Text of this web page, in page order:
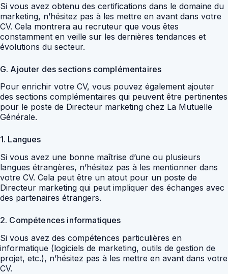
Si vous avez obtenu des certifications dans le domaine du
marketing, n’hésitez pas à les mettre en avant dans votre
CV. Cela montrera au recruteur que vous êtes
constamment en veille sur les dernières tendances et
évolutions du secteur.
G. Ajouter des sections complémentaires
Pour enrichir votre CV, vous pouvez également ajouter
des sections complémentaires qui peuvent être pertinentes
pour le poste de Directeur marketing chez La Mutuelle
Générale.
1. Langues
Si vous avez une bonne maîtrise d’une ou plusieurs
langues étrangères, n’hésitez pas à les mentionner dans
votre CV. Cela peut être un atout pour un poste de
Directeur marketing qui peut impliquer des échanges avec
des partenaires étrangers.
2. Compétences informatiques
Si vous avez des compétences particulières en
informatique (logiciels de marketing, outils de gestion de
projet, etc.), n’hésitez pas à les mettre en avant dans votre
CV.